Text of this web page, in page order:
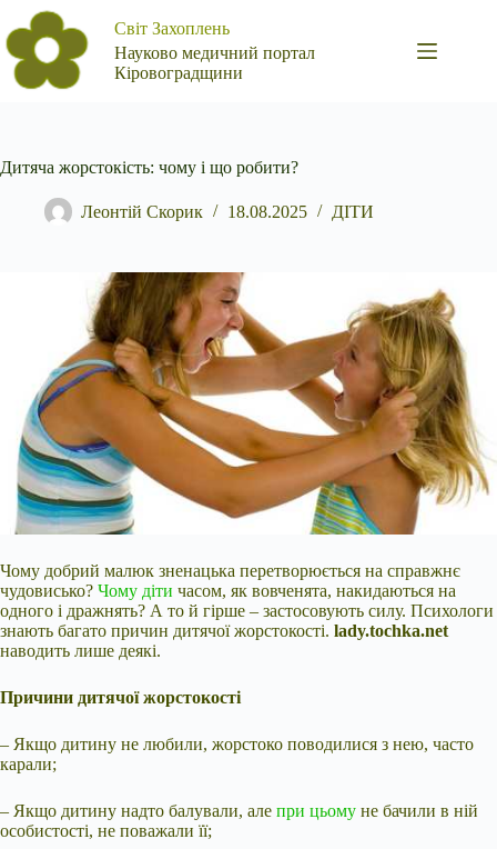
Перейти
до
вмісту
Світ Захоплень
Науково медичний портал
Кіровоградщини
Дитяча жорстокість: чому і що робити?
Леонтій Скорик 18.08.2025 ДІТИ
Чому добрий малюк зненацька перетворюється на справжнє
чудовисько? Чому діти часом, як вовченята, накидаються на
одного і дражнять? А то й гірше – застосовують силу. Психологи
знають багато причин дитячої жорстокості. lady.tochka.net
наводить лише деякі.
Причини дитячої жорстокості
– Якщо дитину не любили, жорстоко поводилися з нею, часто
карали;
– Якщо дитину надто балували, але при цьому не бачили в ній
особистості, не поважали її;